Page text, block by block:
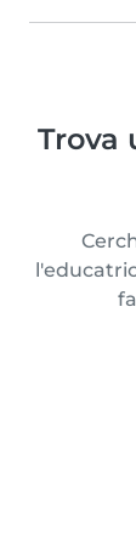
Trova